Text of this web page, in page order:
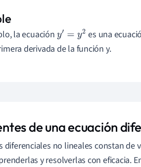
la ecuacióny′= y2
es una
derivada de la función y.
de una ecuación
diferenciales no lineales constan de
y resolverlas con eficacia.